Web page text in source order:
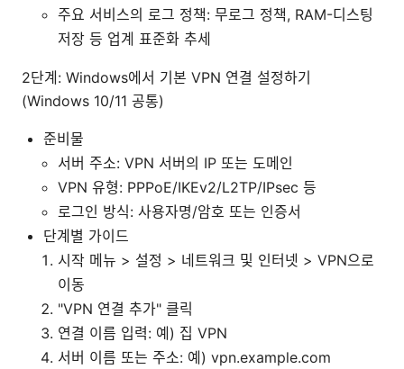
주요 서비스의 로그 정책: 무로그 정책, RAM-디스팅
저장 등 업계 표준화 추세
2단계: Windows에서 기본 VPN 연결 설정하기
(Windows 10/11 공통)
준비물
서버 주소: VPN 서버의 IP 또는 도메인
VPN 유형: PPPoE/IKEv2/L2TP/IPsec 등
로그인 방식: 사용자명/암호 또는 인증서
단계별 가이드
시작 메뉴 > 설정 > 네트워크 및 인터넷 > VPN으로
이동
"VPN 연결 추가" 클릭
연결 이름 입력: 예) 집 VPN
서버 이름 또는 주소: 예) vpn.example.com